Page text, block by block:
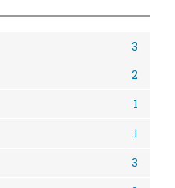
3
2
1
1
3